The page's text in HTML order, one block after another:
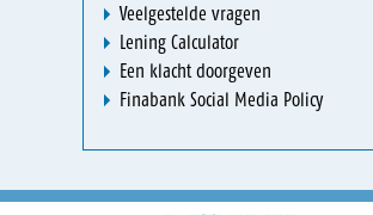
Veelgestelde vragen
Lening Calculator
Een klacht doorgeven
Finabank Social Media Policy